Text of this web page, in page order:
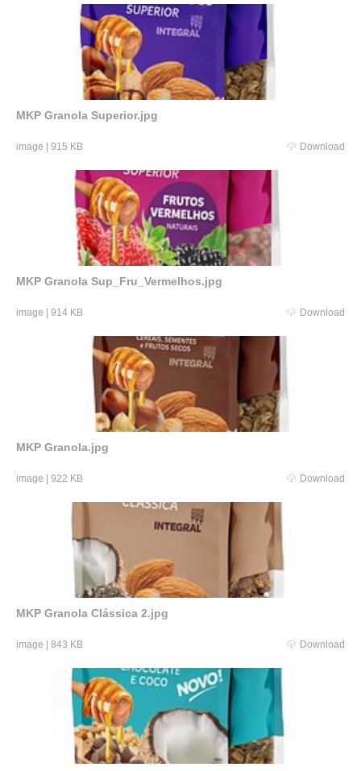
MKP Granola Superior.jpg
image | 915 KB Download
MKP Granola Sup_Fru_Vermelhos.jpg
image | 914 KB Download
MKP Granola.jpg
image | 922 KB Download
MKP Granola Clássica 2.jpg
image | 843 KB Download